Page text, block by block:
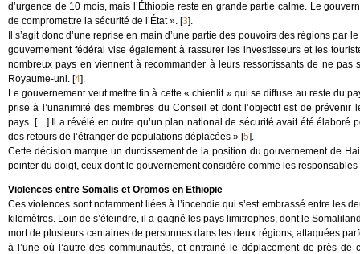
d’urgence de 10 mois, mais l’Éthiopie reste en grande partie calme. Le
de compromettre la sécurité de l’État ». [3].
Il s’agit donc d’une reprise en main d’une partie des pouvoirs des régions
gouvernement fédéral vise également à rassurer les investisseurs et les
nombreux pays en viennent à recommander à leurs ressortissants de ne
Royaume-uni. [4].
Le gouvernement veut mettre fin à cette « chienlit » qui se diffuse au reste du
prise à l’unanimité des membres du Conseil et dont l’objectif est de
pays. […] Il a révélé en outre qu’un plan national de sécurité avait été élaboré
des retours de l’étranger de populations déplacées » [5].
Cette décision marque un durcissement de la position du gouvernement de
pointer du doigt, ceux dont le gouvernement considère comme les
Violences entre Somalis et Oromos en Ethiopie
Ces violences sont notamment liées à l’incendie qui s’est embrassé entre les
kilomètres. Loin de s’éteindre, il a gagné les pays limitrophes, dont le
mort de plusieurs centaines de personnes dans les deux régions, attaquées
à l’une où l’autre des communautés, et entrainé le déplacement de près